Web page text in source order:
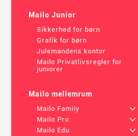
Mailo Junior
Sikkerhed for børn
Grafik for børn
Julemandens kontor
Mailo Privatlivsregler for
juniorer
Mailo mellemrum
Mailo Family
+
Mailo Pro
+
Mailo Edu
+